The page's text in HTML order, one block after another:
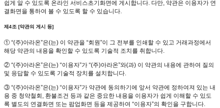
쉽게 알 수 있도록 온라인 서비스초기화면에 게시합니다. 다만, 약관은 이용자가 연
결화면을 통하여 볼 수 있도록 할 수 있습니다.
제4조 [약관의 게시 등]
① “(주)아라온”은(는) 이 약관을 “회원”이 그 전부를 인쇄할 수 있고 거래과정에서
해당 약관의 내용을 확인할 수 있도록 기술적 조치를 취합니다.
② “(주)아라온”은(는) “이용자”가 “(주)아라온”와(과) 이 약관의 내용에 관하여 질의
및 응답할 수 있도록 기술적 장치를 설치합니다.
③ “(주)아라온”은(는) “이용자”가 약관에 동의하기에 앞서 약관에 정하여져 있는 내
용 중 청약철회, 환불조건 등과 같은 중요한 내용을 이용자가 쉽게 이해할 수 있도
록 별도의 연결화면 또는 팝업화면 등을 제공하여 “이용자”의 확인을 구합니다.